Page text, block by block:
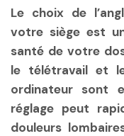
Le choix de
votre siège est
santé de votre
le télétravail et
ordinateur sont
réglage peut
douleurs